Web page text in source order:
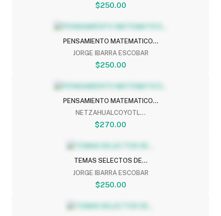
$250.00
PENSAMIENTO MATEMATICO...
JORGE IBARRA ESCOBAR
$250.00
PENSAMIENTO MATEMATICO...
NETZAHUALCOYOTL...
$270.00
TEMAS SELECTOS DE...
JORGE IBARRA ESCOBAR
$250.00